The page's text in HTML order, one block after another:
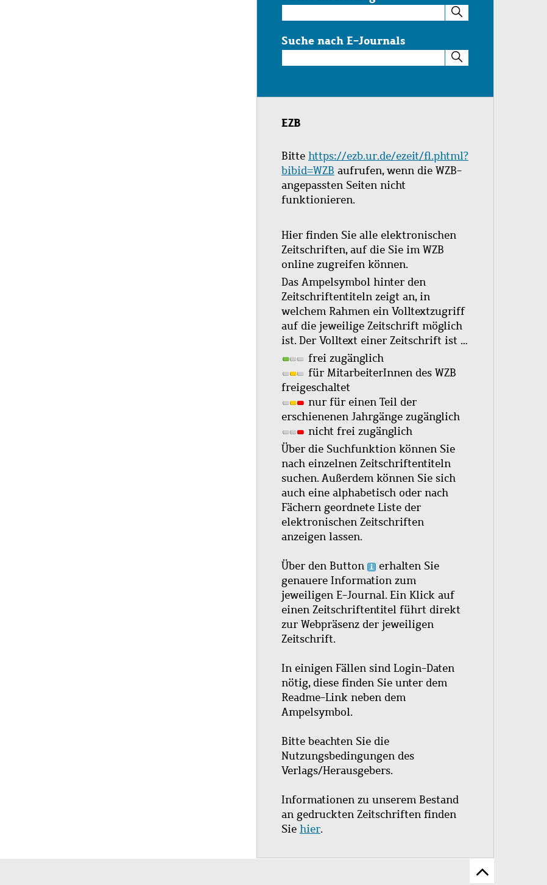
im
Katalog
Suche nach E-Journals
nach
Journals
EZB
Bitte https://ezb.ur.de/ezeit/fl.phtml?
bibid=WZB aufrufen, wenn die WZB-
angepassten Seiten nicht
funktionieren.
Hier finden Sie alle elektronischen
Zeitschriften, auf die Sie im WZB
online zugreifen können.
Das Ampelsymbol hinter den
Zeitschriftentiteln zeigt an, in
welchem Rahmen ein Volltextzugriff
auf die jeweilige Zeitschrift möglich
ist. Der Volltext einer Zeitschrift ist …
frei zugänglich
für MitarbeiterInnen des WZB
freigeschaltet
nur für einen Teil der
erschienenen Jahrgänge zugänglich
nicht frei zugänglich
Über die Suchfunktion können Sie
nach einzelnen Zeitschriftentiteln
suchen. Außerdem können Sie sich
auch eine alphabetisch oder nach
Fächern geordnete Liste der
elektronischen Zeitschriften
anzeigen lassen.
Über den Button
erhalten Sie
genauere Information zum
jeweiligen E-Journal. Ein Klick auf
einen Zeitschriftentitel führt direkt
zur Webpräsenz der jeweiligen
Zeitschrift.
In einigen Fällen sind Login-Daten
nötig, diese finden Sie unter dem
Readme-Link neben dem
Ampelsymbol.
Bitte beachten Sie die
Nutzungsbedingungen des
Verlags/Herausgebers.
Informationen zu unserem Bestand
an gedruckten Zeitschriften finden
Sie hier.
Zum